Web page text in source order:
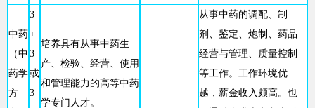
中药
（中
药学
方
3
+
3
或
3
培养具有从事中药生
产、检验、经营、使用
和管理能力的高等中药
学专门人才。
从事中药的调配、制
剂、鉴定、炮制、药品
经营与管理、质量控制
等工作。工作环境优
越，薪金收入颇高。也